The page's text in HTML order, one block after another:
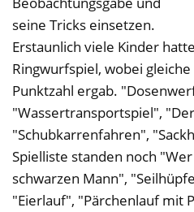
seine Tricks einsetzen.
Erstaunlich viele Kinder
Ringwurfspiel, wobei
Punktzahl ergab.
"Wassertransportspiel",
"Schubkarrenfahren",
Spielliste standen noch
schwarzen Mann",
"Eierlauf", "Pärchenlauf mit